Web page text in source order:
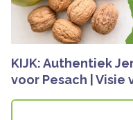
KIJK: Authentiek
voor Pesach | Visie